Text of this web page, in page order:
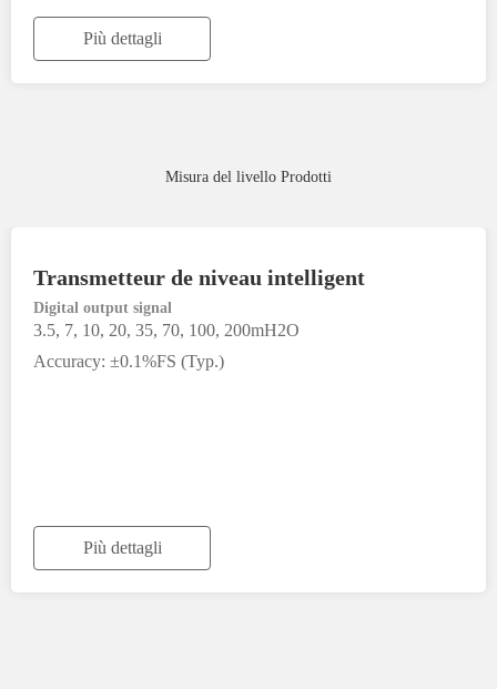
Più dettagli
Misura del livello Prodotti
Transmetteur de niveau intelligent
Digital output signal
3.5, 7, 10, 20, 35, 70, 100, 200mH2O
Accuracy: ±0.1%FS (Typ.)
Più dettagli